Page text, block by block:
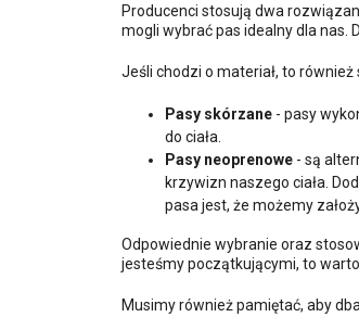
Producenci stosują dwa
mogli wybrać pas idealny dla nas.
Jeśli chodzi o materiał, to
Pasy skórzane - pasy
do ciała.
Pasy neoprenowe - są
krzywizn naszego ciała.
pasa jest, że możemy
Odpowiednie wybranie oraz
jesteśmy początkującymi, to
Musimy również pamiętać, aby